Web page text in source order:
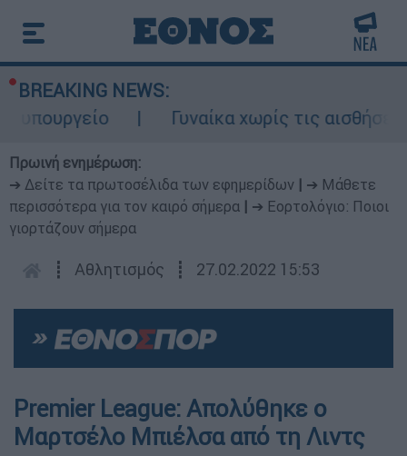
BREAKING NEWS:
Γυναίκα χωρίς τις
Πρωινή ενημέρωση:
➔ Δείτε τα πρωτοσέλιδα των εφημερίδων
➔ Μάθετε
περισσότερα για τον καιρό σήμερα
➔ Εορτολόγιο: Ποιοι
γιορτάζουν σήμερα
┋ Αθλητισμός ┋ 27.02.2022 15:53
Premier League: Απολύθηκε ο
Μαρτσέλο Μπιέλσα από τη Λιντς